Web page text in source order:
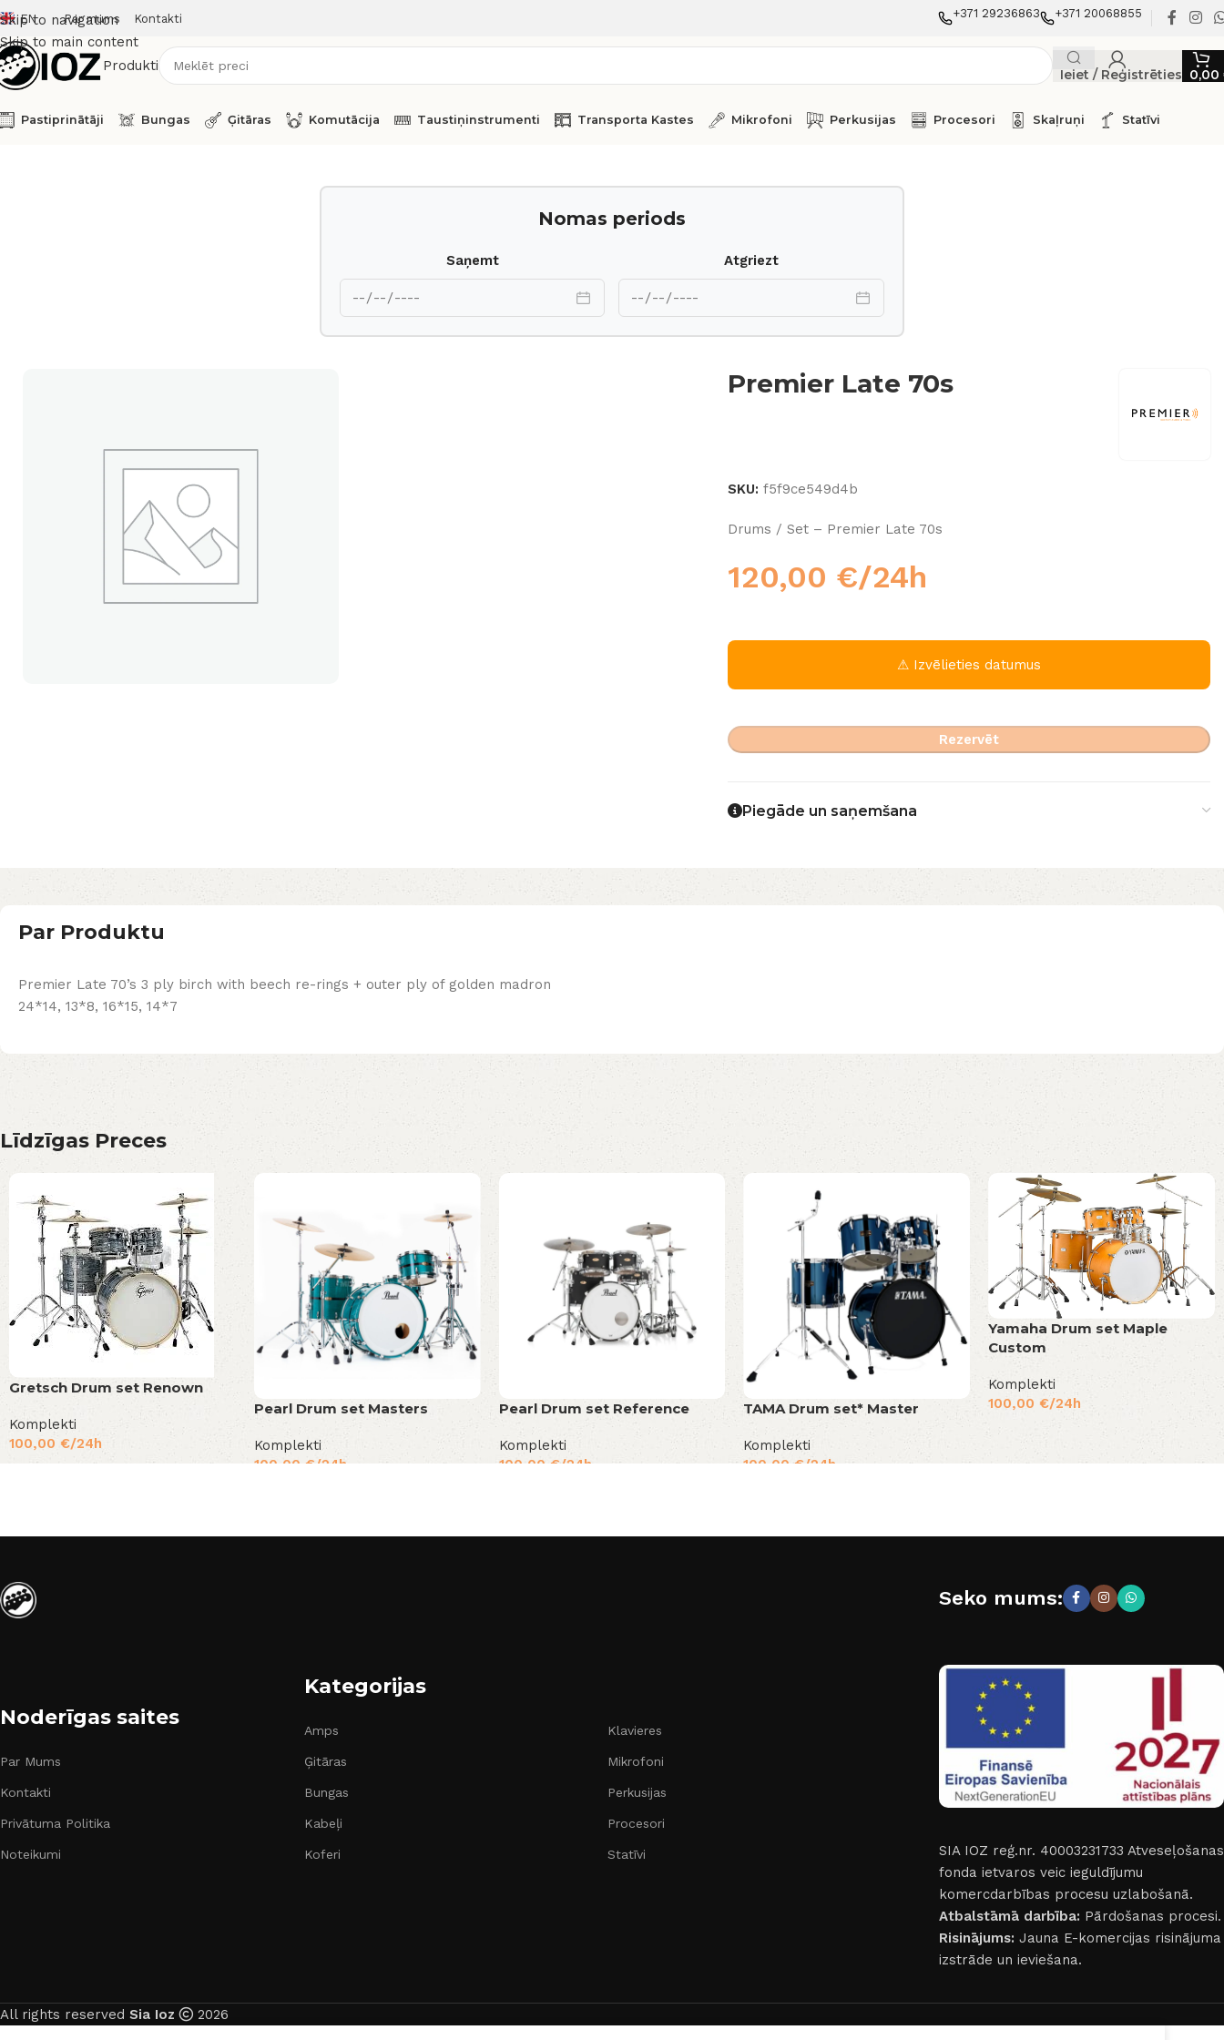
Skip to navigation
Skip to main content
EN Par mums Kontakti +371 29236863 +371 20068855
Produkti
Ieiet / Reģistrēties 0,00
Pastiprinātāji Bungas Ģitāras Komutācija Taustiņinstrumenti Transporta Kastes Mikrofoni Perkusijas Procesori Skaļruņi Statīvi
Nomas periods
Saņemt Atgriezt
Premier Late 70s
SKU: f5f9ce549d4b
Drums / Set – Premier Late 70s
120,00 €/24h
⚠ Izvēlieties datumus
Rezervēt
Piegāde un saņemšana
Par Produktu
Premier Late 70’s 3 ply birch with beech re-rings + outer ply of golden madron
24*14, 13*8, 16*15, 14*7
Līdzīgas Preces
Gretsch Drum set Renown
Komplekti
100,00 €/24h
Pearl Drum set Masters
Komplekti
100,00 €/24h
Pearl Drum set Reference
Komplekti
100,00 €/24h
TAMA Drum set* Master
Komplekti
100,00€/24h
Yamaha Drum set Maple
Custom
Komplekti
100,00€/24h
Noderīgas saites
Par Mums
Kontakti
Privātuma Politika
Noteikumi
Kategorijas
Amps
Ģitāras
Bungas
Kabeļi
Koferi
Klavieres
Mikrofoni
Perkusijas
Procesori
Statīvi
Seko mums:
SIA IOZ reģ.nr. 40003231733 Atveseļošanas
fonda ietvaros veic ieguldījumu
komercdarbības procesu uzlabošanā.
Atbalstāmā darbība: Pārdošanas procesi.
Risinājums: Jauna E-komercijas risinājuma
izstrāde un ieviešana.
All rights reserved Sia Ioz 2026